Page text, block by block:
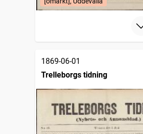
1869-06-01
Trelleborgs tidning